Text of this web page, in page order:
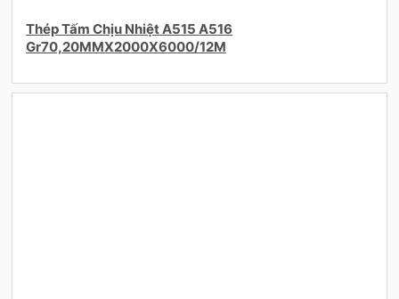
Thép Tấm Chịu Nhiệt A515 A516
Gr70,20MMX2000X6000/12M